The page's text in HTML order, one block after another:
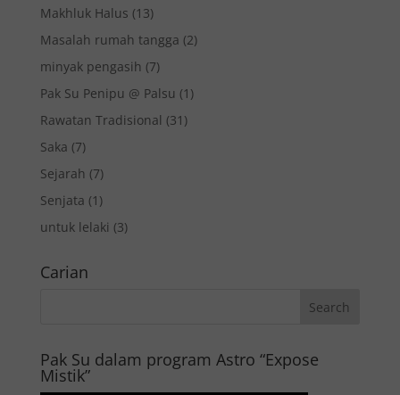
Makhluk Halus (13)
Masalah rumah tangga (2)
minyak pengasih (7)
Pak Su Penipu @ Palsu (1)
Rawatan Tradisional (31)
Saka (7)
Sejarah (7)
Senjata (1)
untuk lelaki (3)
Carian
Pak Su dalam program Astro “Expose
Mistik”